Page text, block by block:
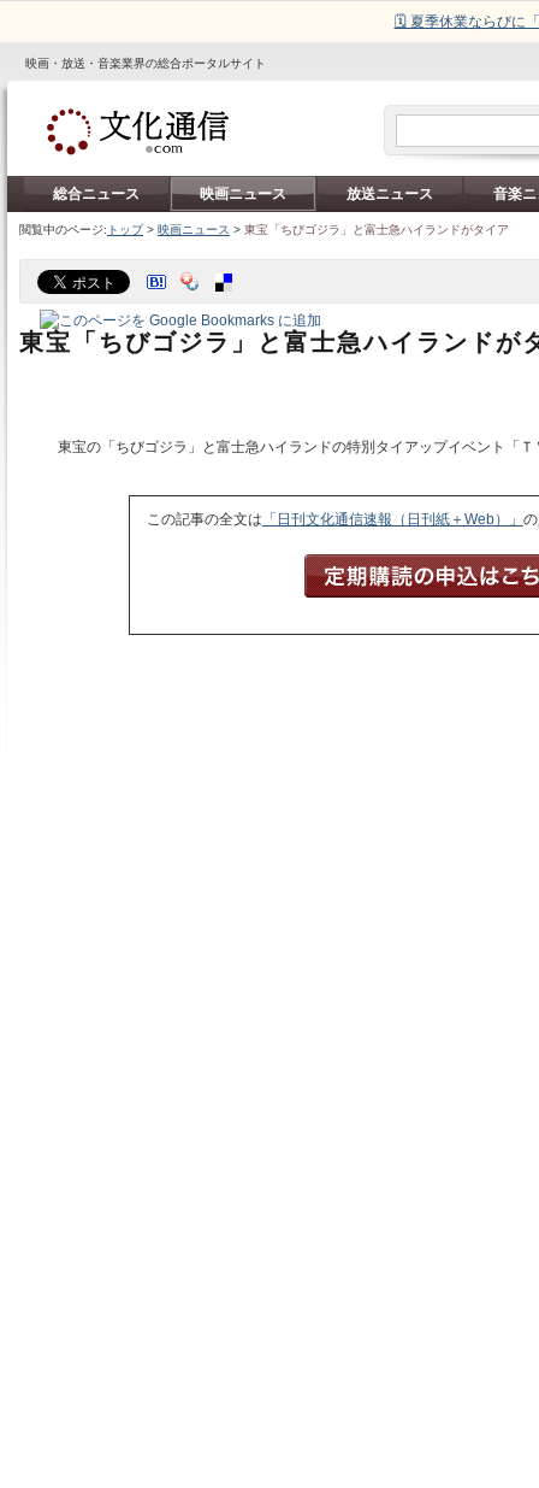
🗓️ 夏季休業ならびに
映画・放送・音楽業界の総合ポータルサイト
総合ニュース 映画ニュース 放送ニュース 音楽
閲覧中のページ: トップ> 映画ニュース > 東宝「ちびゴジラ」と富士急ハイランドがタイア
東宝「ちびゴジラ」と富士急ハイランドが
東宝の「ちびゴジラ」と富士急ハイランドの特別タイアップイベント「
この記事の全文は 「日刊文化通信速報（日刊紙＋Web）」